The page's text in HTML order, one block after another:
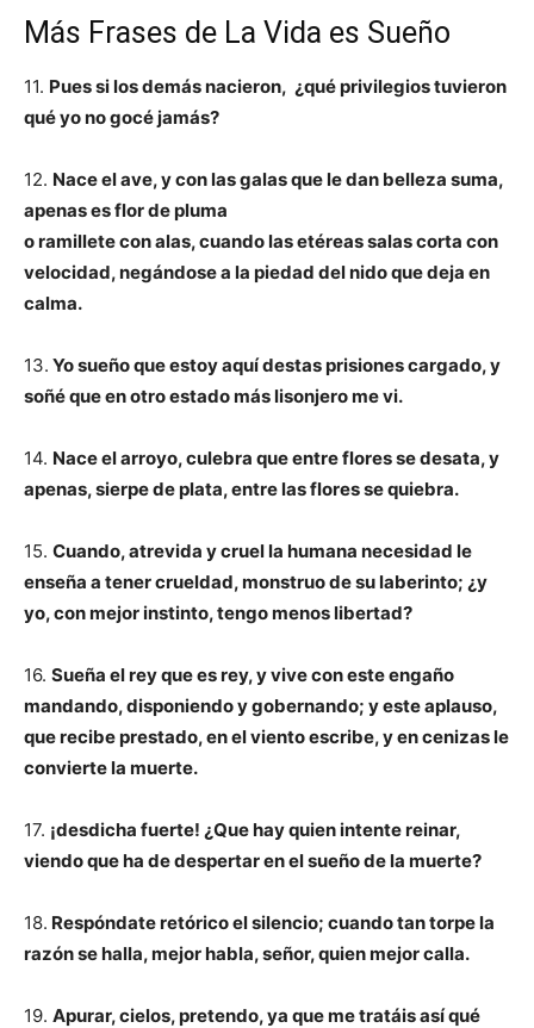
Más Frases de La Vida es Sueño
11. Pues si los demás nacieron, ¿qué privilegios tuvieron
qué yo no gocé jamás?
12. Nace el ave, y con las galas que le dan belleza suma,
apenas es flor de pluma
o ramillete con alas, cuando las etéreas salas corta con
velocidad, negándose a la piedad del nido que deja en
calma.
13. Yo sueño que estoy aquí destas prisiones cargado, y
soñé que en otro estado más lisonjero me vi.
14. Nace el arroyo, culebra que entre flores se desata, y
apenas, sierpe de plata, entre las flores se quiebra.
15. Cuando, atrevida y cruel la humana necesidad le
enseña a tener crueldad, monstruo de su laberinto; ¿y
yo, con mejor instinto, tengo menos libertad?
16. Sueña el rey que es rey, y vive con este engaño
mandando, disponiendo y gobernando; y este aplauso,
que recibe prestado, en el viento escribe, y en cenizas le
convierte la muerte.
17. ¡desdicha fuerte! ¿Que hay quien intente reinar,
viendo que ha de despertar en el sueño de la muerte?
18. Respóndate retórico el silencio; cuando tan torpe la
razón se halla, mejor habla, señor, quien mejor calla.
19. Apurar, cielos, pretendo, ya que me tratáis así qué